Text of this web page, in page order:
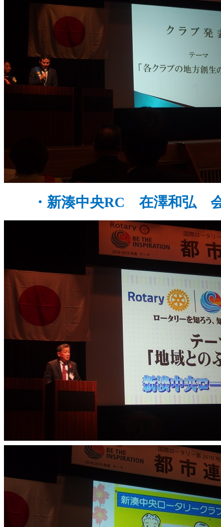
・新湊中央RC 在澤和弘